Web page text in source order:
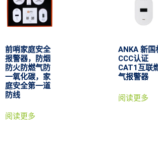
前哨家庭安全
报警器，防烟
防火防燃气防
一氧化碳，家
庭安全第一道
防线
阅读更多
ANKA 新国
CCC认证
CAT1互联
气报警器
阅读更多